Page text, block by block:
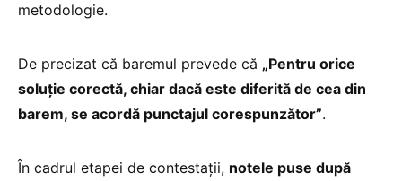
metodologie.
De precizat că baremul prevede că „Pentru orice
soluție corectă, chiar dacă este diferită de cea din
barem, se acordă punctajul corespunzător”.
În cadrul etapei de contestații, notele puse după